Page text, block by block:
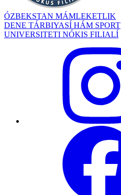
ÓZBEKSTAN MÁMLEKETLIK
DENE TÁRBIYASÍ HÁM SPORT
UNIVERSITETI NÓKIS FILIALÍ